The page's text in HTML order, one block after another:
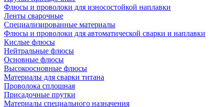
Флюсы и проволоки для износостойкой наплавки
Ленты сварочные
Специализированные материалы
Флюсы и проволоки для автоматической сварки и наплавки
Кислые флюсы
Нейтральные флюсы
Основные флюсы
Высокоосновные флюсы
Материалы для сварки титана
Проволока сплошная
Присадочные прутки
Материалы специального назначения